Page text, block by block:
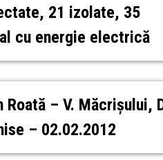
21 izolate, 35
cu energie electrică
Roată – V. Măcrișului,
– 02.02.2012